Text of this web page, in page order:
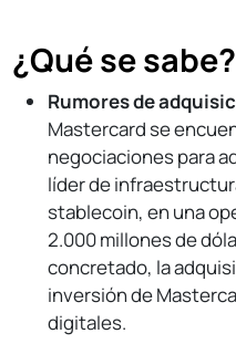
¿Qué se sabe?
Rumores de
Mastercard se
negociaciones para
líder de
stablecoin, en una
2.000 millones de
concretado, la
inversión de
digitales.